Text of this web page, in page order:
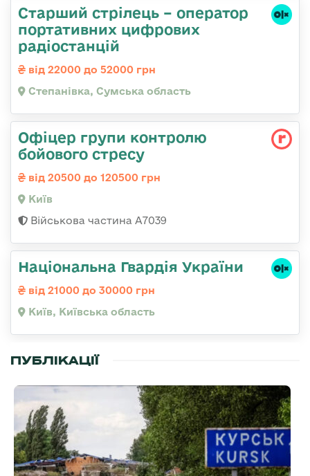
Старший стрілець – оператор
портативних цифрових
радіостанцій
від 22000 до 52000 грн
Степанівка, Сумська область
Офіцер групи контролю
бойового стресу
від 20500 до 120500 грн
Київ
Військова частина А7039
Національна Гвардія України
від 21000 до 30000 грн
Київ, Київська область
ПУБЛІКАЦІЇ